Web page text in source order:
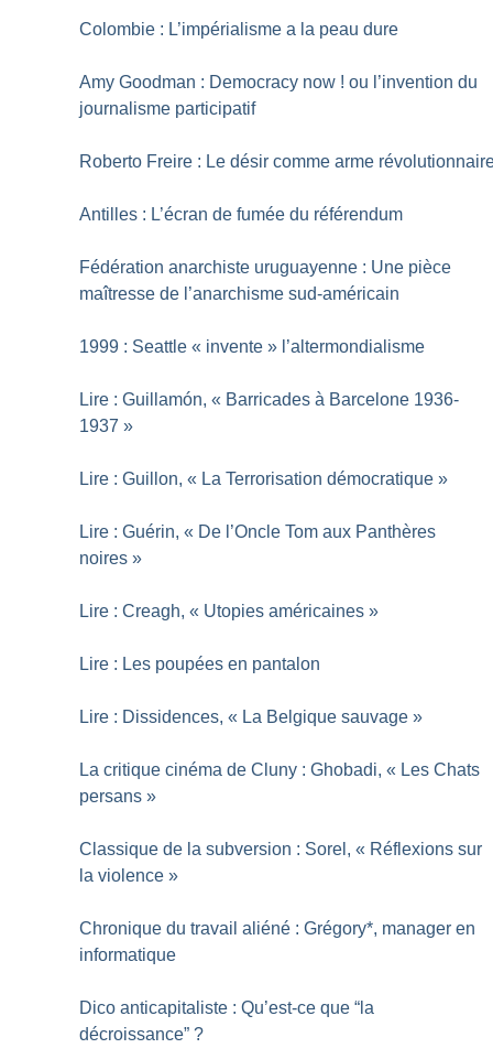
Colombie : L’impérialisme a la peau dure
Amy Goodman : Democracy now ! ou l’invention du
journalisme participatif
Roberto Freire : Le désir comme arme
Antilles : L’écran de fumée du référendum
Fédération anarchiste uruguayenne : Une pièce
maîtresse de l’anarchisme sud-américain
1999 : Seattle « invente » l’altermondialisme
Lire : Guillamón, « Barricades à Barcelone 1936-
1937 »
Lire : Guillon, « La Terrorisation démocratique »
Lire : Guérin, « De l’Oncle Tom aux Panthères
noires »
Lire : Creagh, « Utopies américaines »
Lire : Les poupées en pantalon
Lire : Dissidences, « La Belgique sauvage »
La critique cinéma de Cluny : Ghobadi, « Les Chats
persans »
Classique de la subversion : Sorel, « Réflexions sur
la violence »
Chronique du travail aliéné : Grégory*, manager en
informatique
Dico anticapitaliste : Qu’est-ce que “la
décroissance” ?